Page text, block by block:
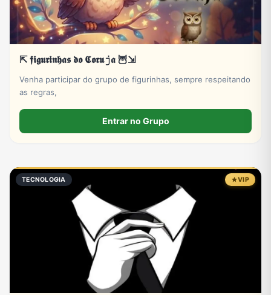
⇱ 𝖋𝖎𝖌𝖚𝖗𝖎𝖓𝖍𝖆𝖘 𝖉𝖔 𝕮𝖔𝖗𝖚𝚓𝖆 🦉⇲
Venha participar do grupo de figurinhas, sempre respeitando
as regras,
Entrar no Grupo
TECNOLOGIA VIP